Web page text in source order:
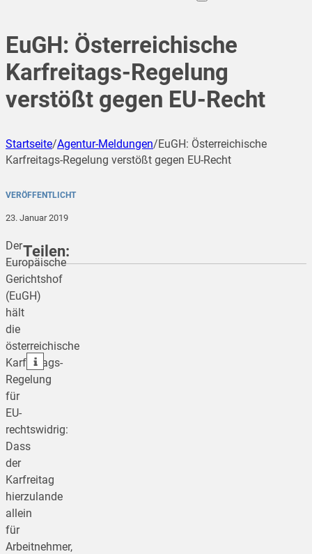
EuGH: Österreichische
Karfreitags-Regelung
verstößt gegen EU-Recht
Startseite/Agentur-Meldungen/EuGH: Österreichische
Karfreitags-Regelung verstößt gegen EU-Recht
VERÖFFENTLICHT
23. Januar 2019
Der
Europäische
Gerichtshof
(EuGH)
hält
die
österreichische
Karfreitags-
Regelung
für
EU-
rechtswidrig:
Dass
der
Karfreitag
hierzulande
allein
für
Arbeitnehmer,
Teilen:
teilen